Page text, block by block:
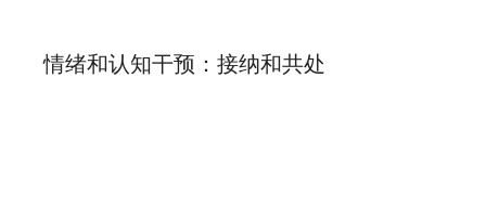
情绪和认知干预：接纳和共处